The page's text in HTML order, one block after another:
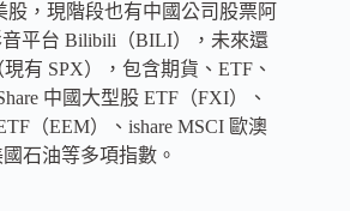
，現階段也有中國公司股票阿
平台 Bilibili（BILI），未來還
有 SPX），包含期貨、ETF、
中國大型股 ETF（FXI）、
（EEM）、ishare MSCI 歐澳
石油等多項指數。